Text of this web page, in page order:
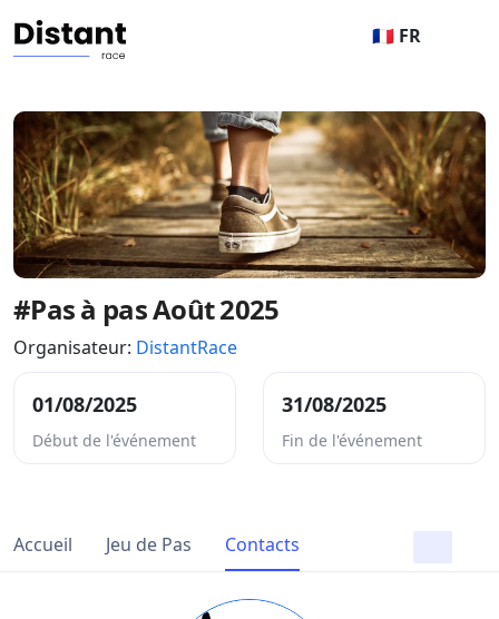
🇫🇷 FR
#Pas à pas Août 2025
Organisateur: DistantRace
01/08/2025
Début de l'événement
31/08/2025
Fin de l'événement
Accueil Jeu de Pas Contacts